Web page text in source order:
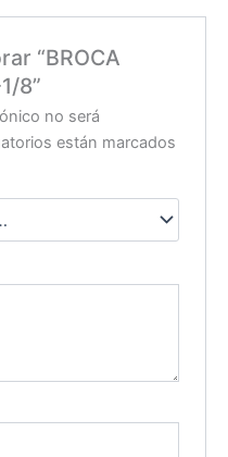
“BROCA
8”
no será
están marcados